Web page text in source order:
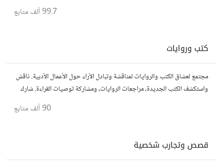
99.7 ألف متابع
كتب وروايات
مجتمع لعشاق الكتب والروايات لمناقشة وتبادل الآراء حول الأعمال الأدبية. ناقش
واستكشف الكتب الجديدة، مراجعات الروايات، ومشاركة توصيات القراءة. شارك
90 ألف متابع
قصص وتجارب شخصية